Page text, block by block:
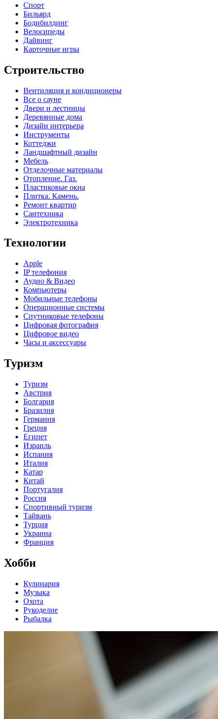
Спорт
Бильярд
Бодибилдинг
Велосипеды
Дайвинг
Карточные игры
Строительство
Вентиляция и кондиционеры
Все о сауне
Двери и лестницы
Деревянные дома
Дизайн интерьера
Инструменты
Коттеджи
Ландшафтный дизайн
Мебель
Отделочные материалы
Отопление. Газ.
Пластиковые окна
Плитка. Камень.
Ремонт квартир
Сантехника
Электротехника
Технологии
Apple
IP телефония
Аудио & Видео
Компьютеры
Мобильные телефоны
Операционные системы
Спутниковые телефоны
Цифровая фотография
Цифровое видео
Часы и аксессуары
Туризм
Туризм
Австрия
Болгария
Бразилия
Германия
Греция
Египет
Израиль
Испания
Италия
Катар
Китай
Португалия
Россия
Спортивный туризм
Тайвань
Турция
Украина
Франция
Хобби
Кулинария
Музыка
Охота
Рукоделие
Рыбалка